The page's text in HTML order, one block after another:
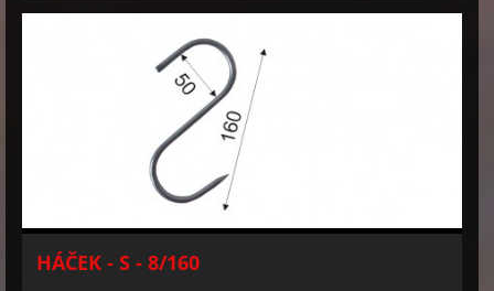
HÁČEK - S - 8/160